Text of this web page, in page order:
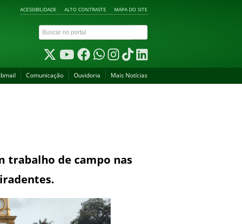
ACESSIBILIDADE ALTO CONTRASTE MAPA DO SITE
Comunicação Ouvidoria Mais Notícias
trabalho de campo nas